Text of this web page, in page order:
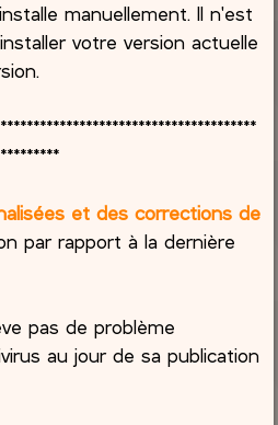
manuellement. Il n'est
votre version actuelle
et des corrections de
par rapport à la dernière
pas de problème
au jour de sa publication